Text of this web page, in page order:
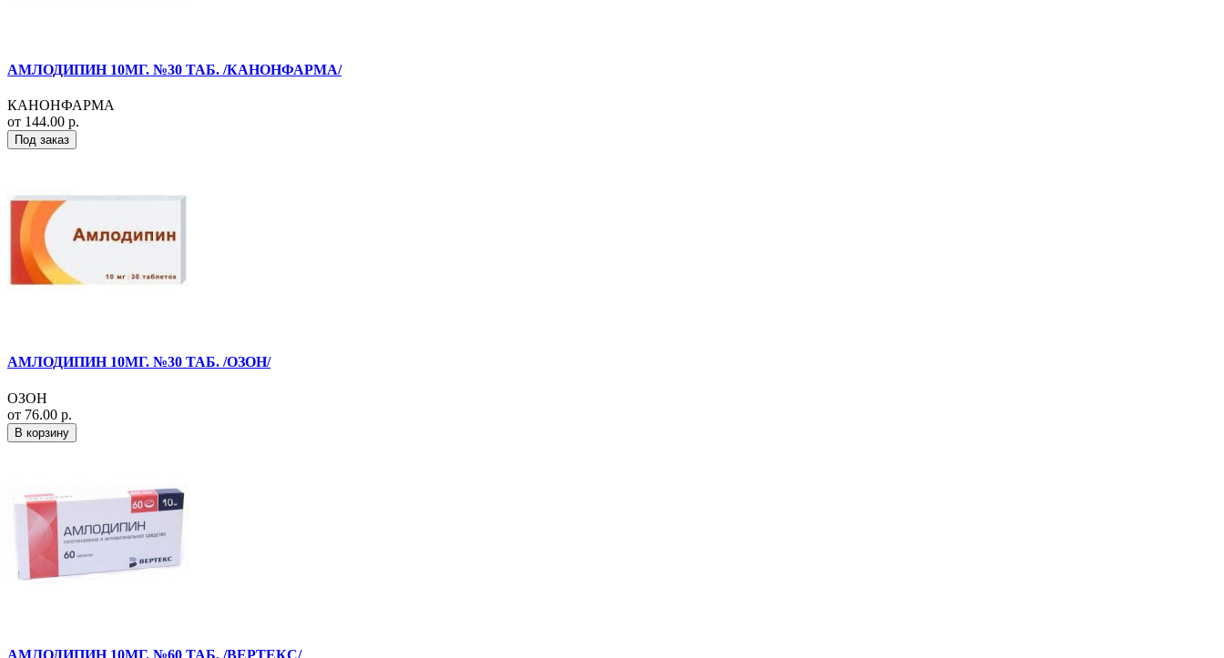
АМЛОДИПИН 10МГ. №30 ТАБ. /КАНОНФАРМА/
КАНОНФАРМА
от 144.00 р.
Под заказ
АМЛОДИПИН 10МГ. №30 ТАБ. /ОЗОН/
ОЗОН
от 76.00 р.
В корзину
АМЛОДИПИН 10МГ. №60 ТАБ. /ВЕРТЕКС/